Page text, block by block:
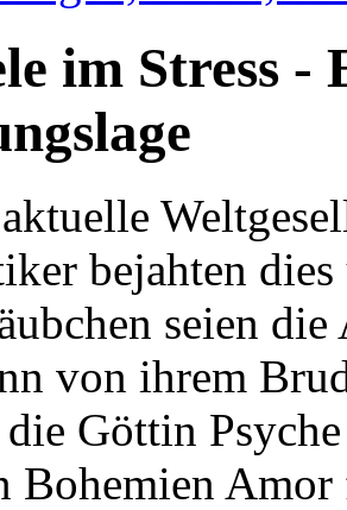
im Stress -
bejahten
seien
von ihrem
Göttin
Bohemien